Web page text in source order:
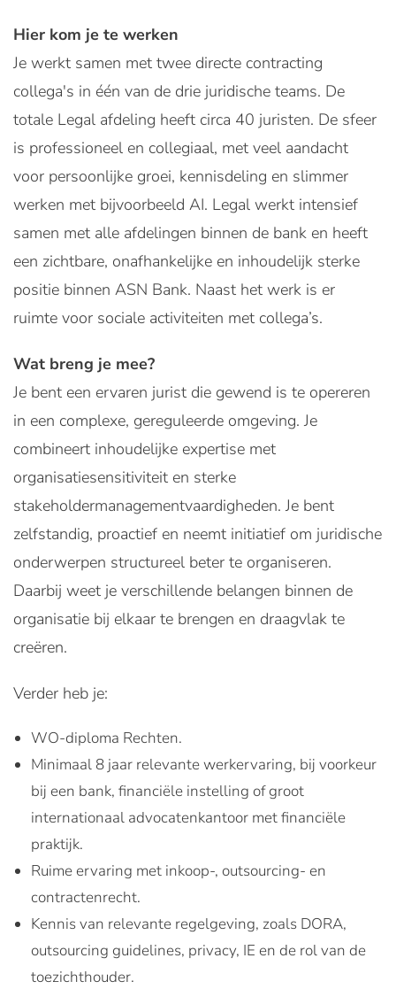
Hier kom je te werken
Je werkt samen met twee directe contracting
collega's in één van de drie juridische teams. De
totale Legal afdeling heeft circa 40 juristen. De sfeer
is professioneel en collegiaal, met veel aandacht
voor persoonlijke groei, kennisdeling en slimmer
werken met bijvoorbeeld AI. Legal werkt intensief
samen met alle afdelingen binnen de bank en heeft
een zichtbare, onafhankelijke en inhoudelijk sterke
positie binnen ASN Bank. Naast het werk is er
ruimte voor sociale activiteiten met collega’s.
Wat breng je mee?
Je bent een ervaren jurist die gewend is te opereren
in een complexe, gereguleerde omgeving. Je
combineert inhoudelijke expertise met
organisatiesensitiviteit en sterke
stakeholdermanagementvaardigheden. Je bent
zelfstandig, proactief en neemt initiatief om juridische
onderwerpen structureel beter te organiseren.
Daarbij weet je verschillende belangen binnen de
organisatie bij elkaar te brengen en draagvlak te
creëren.
Verder heb je:
WO-diploma Rechten.
Minimaal 8 jaar relevante werkervaring, bij voorkeur
bij een bank, financiële instelling of groot
internationaal advocatenkantoor met financiële
praktijk.
Ruime ervaring met inkoop-, outsourcing- en
contractenrecht.
Kennis van relevante regelgeving, zoals DORA,
outsourcing guidelines, privacy, IE en de rol van de
toezichthouder.